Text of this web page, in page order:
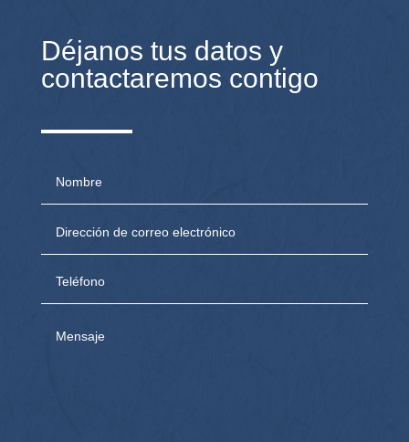
Déjanos tus datos y
contactaremos contigo